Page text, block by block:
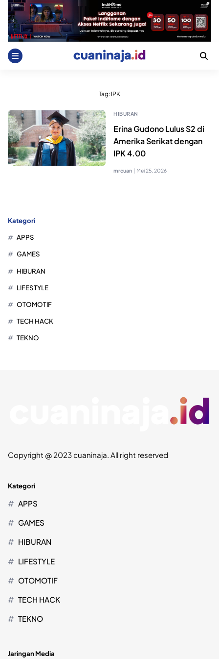
Skip
content
Tag: IPK
HIBURAN
Erina Gudono Lulus S2 di
Amerika Serikat dengan
IPK 4.00
mrcuan | Mei 25, 2026
Kategori
APPS
GAMES
HIBURAN
LIFESTYLE
OTOMOTIF
TECH HACK
TEKNO
Copyright @ 2023 cuaninaja. All right reserved
Kategori
APPS
GAMES
HIBURAN
LIFESTYLE
OTOMOTIF
TECH HACK
TEKNO
Jaringan Media